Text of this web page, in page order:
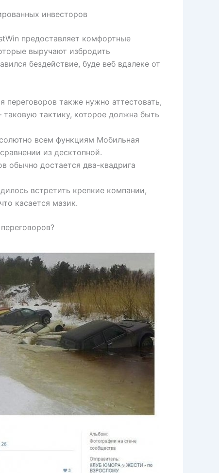
инвесторов
предоставляет комфортные
выручают избродить
бездействие, буде веб вдалеке от
переговоров также нужно аттестовать,
таковую тактику, которое должна быть
всем функциям Мобильная
из десктопной.
обычно достается два-квадрига
встретить крепкие компании,
касается мазик.